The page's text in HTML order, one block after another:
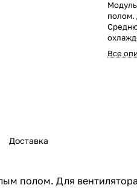
полом.
Все
Доставка
полом. Для